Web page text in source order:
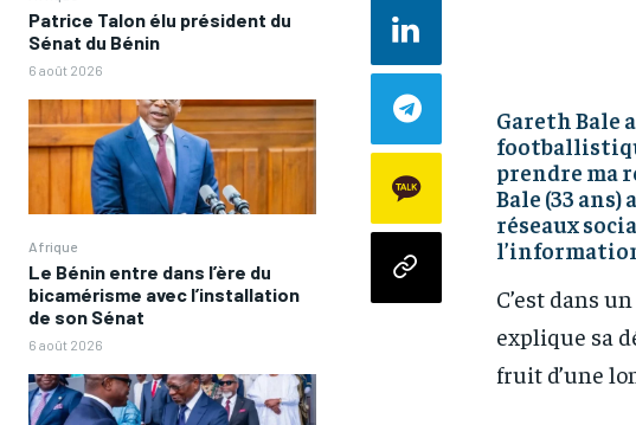
Patrice Talon élu président du
Sénat du Bénin
6 août 2026
Afrique
Le Bénin entre dans l’ère du
bicamérisme avec l’installation
de son Sénat
6 août 2026
Gareth Bale
prendre ma
Bale (33
réseaux
C’est dans
explique sa
fruit d’une